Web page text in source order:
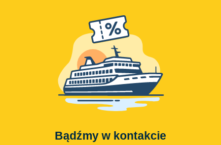
Bądźmy w kontakcie